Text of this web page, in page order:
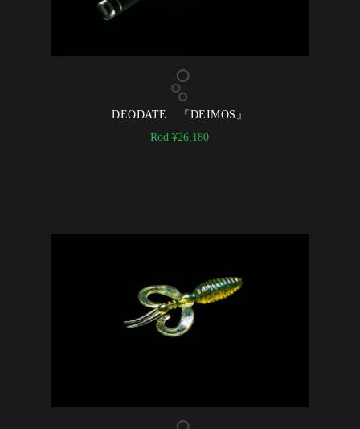
DEODATE 『DEIMOS』
Rod ¥26,180